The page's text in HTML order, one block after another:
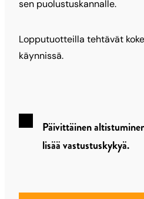
sen puolustuskannalle.
Lopputuotteilla tehtävät
käynnissä.
Päivittäinen
lisää vastustuskykyä.